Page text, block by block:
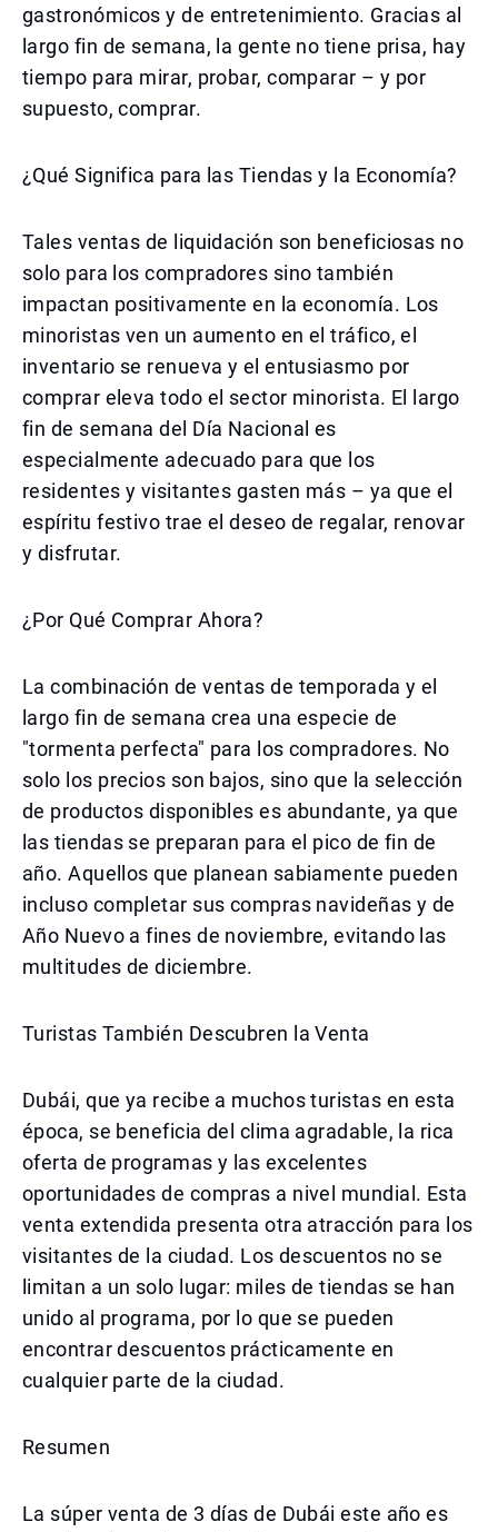
gastronómicos y de entretenimiento. Gracias al
largo fin de semana, la gente no tiene prisa, hay
tiempo para mirar, probar, comparar – y por
supuesto, comprar.
¿Qué Significa para las Tiendas y la Economía?
Tales ventas de liquidación son beneficiosas no
solo para los compradores sino también
impactan positivamente en la economía. Los
minoristas ven un aumento en el tráfico, el
inventario se renueva y el entusiasmo por
comprar eleva todo el sector minorista. El largo
fin de semana del Día Nacional es
especialmente adecuado para que los
residentes y visitantes gasten más – ya que el
espíritu festivo trae el deseo de regalar, renovar
y disfrutar.
¿Por Qué Comprar Ahora?
La combinación de ventas de temporada y el
largo fin de semana crea una especie de
"tormenta perfecta" para los compradores. No
solo los precios son bajos, sino que la selección
de productos disponibles es abundante, ya que
las tiendas se preparan para el pico de fin de
año. Aquellos que planean sabiamente pueden
incluso completar sus compras navideñas y de
Año Nuevo a fines de noviembre, evitando las
multitudes de diciembre.
Turistas También Descubren la Venta
Dubái, que ya recibe a muchos turistas en esta
época, se beneficia del clima agradable, la rica
oferta de programas y las excelentes
oportunidades de compras a nivel mundial. Esta
venta extendida presenta otra atracción para los
visitantes de la ciudad. Los descuentos no se
limitan a un solo lugar: miles de tiendas se han
unido al programa, por lo que se pueden
encontrar descuentos prácticamente en
cualquier parte de la ciudad.
Resumen
La súper venta de 3 días de Dubái este año es